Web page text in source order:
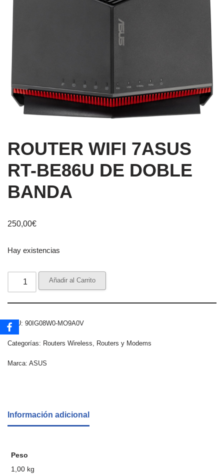
ROUTER WIFI 7ASUS
RT-BE86U DE DOBLE
BANDA
250,00€
Hay existencias
Añadir al Carrito
SKU: 90IG08W0-MO9A0V
Categorías: Routers Wireless, Routers y Modems
Marca: ASUS
Información adicional
Peso
1,00 kg